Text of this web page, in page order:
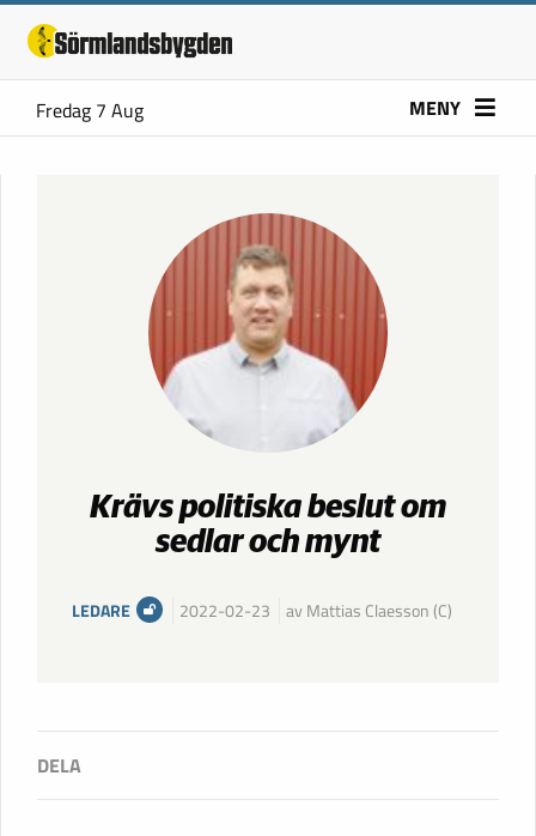
Fredag 7 Aug MENY
Krävs politiska beslut om
sedlar och mynt
LEDARE 2022-02-23 av Mattias Claesson (C)